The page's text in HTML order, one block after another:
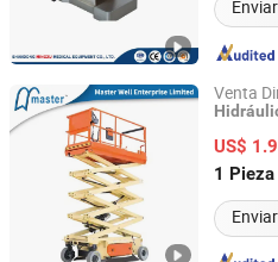
Venta
Calidad
US$
1 Pieza
Master Well Enterprise Limited
Jiangsu, China